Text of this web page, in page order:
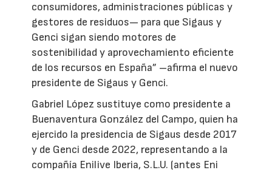
consumidores, administraciones públicas y
gestores de residuos— para que Sigaus y
Genci sigan siendo motores de
sostenibilidad y aprovechamiento eficiente
de los recursos en España” –afirma el nuevo
presidente de Sigaus y Genci.
Gabriel López sustituye como presidente a
Buenaventura González del Campo, quien ha
ejercido la presidencia de Sigaus desde 2017
y de Genci desde 2022, representando a la
compañía Enilive Iberia, S.L.U. (antes Eni